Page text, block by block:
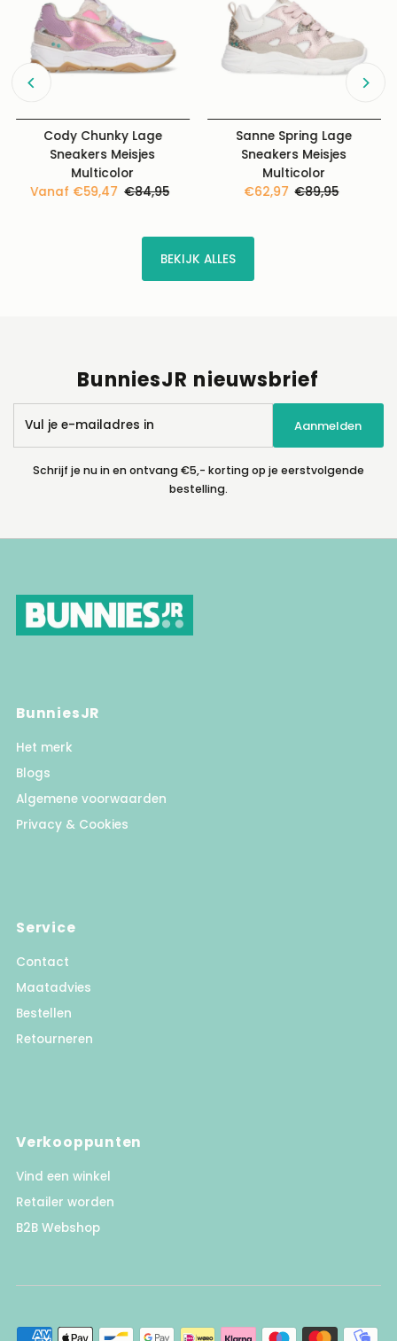
Cody Chunky Lage
Sneakers Meisjes
Multicolor
Kortingsprijs
Vanaf €59,47 Normale
€84,95
Sanne Spring Lage
Sneakers Meisjes
Multicolor
Kortingsprijs
€62,97 Normale
€89,95
BEKIJK ALLES
BunniesJR nieuwsbrief
e-
mailadres
Aanmelden
Schrijf je nu in en ontvang €5,- korting op je eerstvolgende
bestelling.
BunniesJR
Het merk
Blogs
Algemene voorwaarden
Privacy & Cookies
Service
Contact
Maatadvies
Bestellen
Retourneren
Verkooppunten
Vind een winkel
Retailer worden
B2B Webshop